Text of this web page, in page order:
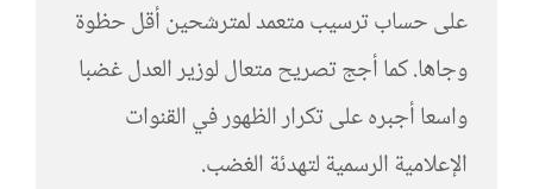
على حساب ترسيب متعمد لمترشحين أقل حظوة
وجاها. كما أجج تصريح متعال لوزير العدل غضبا
واسعا أجبره على تكرار الظهور في القنوات
الإعلامية الرسمية لتهدئة الغضب.